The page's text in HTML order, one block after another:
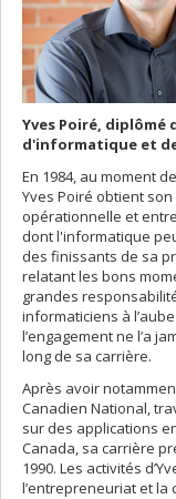
Yves Poiré, diplômé
d'informatique et
En 1984, au moment
Yves Poiré obtient
opérationnelle et
dont l'informatique
des finissants de sa
relatant les bons
grandes
informaticiens à
l’engagement ne l’a
long de sa carrière.
Après avoir
Canadien National,
sur des applications
Canada, sa carrière
1990. Les activités
l’entrepreneuriat et